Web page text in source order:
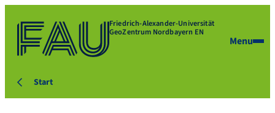
Friedrich-Alexander-Universität
GeoZentrum Nordbayern EN
Menu
Start